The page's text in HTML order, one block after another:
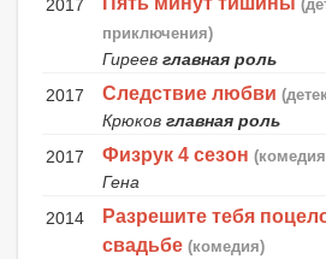
2017
приключения)
Гиреев главная роль
2017
Следствие любви
Крюков главная роль
2017
Физрук 4 сезон
Гена
2014
Разрешите тебя
свадьбе (комедия)